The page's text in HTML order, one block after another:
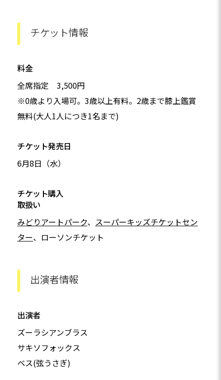
チケット情報
料金
全席指定 3,500円
※0歳より入場可。3歳以上有料。2歳まで膝上鑑賞
無料(大人1人につき1名まで)
チケット発売日
6月8日（水）
チケット購入
取扱い
みどりアートパーク、 スーパーキッズチケットセン
ター、ローソンチケット
出演者情報
出演者
ズーラシアンブラス
サキソフォックス
ベス(弦うさぎ)